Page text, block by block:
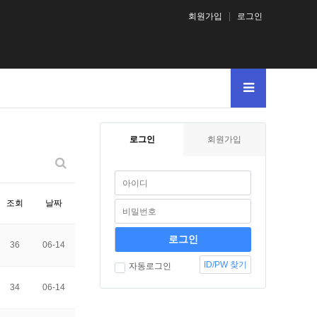
회원가입 로그인
조회 날짜
36 06-14
34 06-14
로그인 회원가입
자동로그인 ID/PW 찾기